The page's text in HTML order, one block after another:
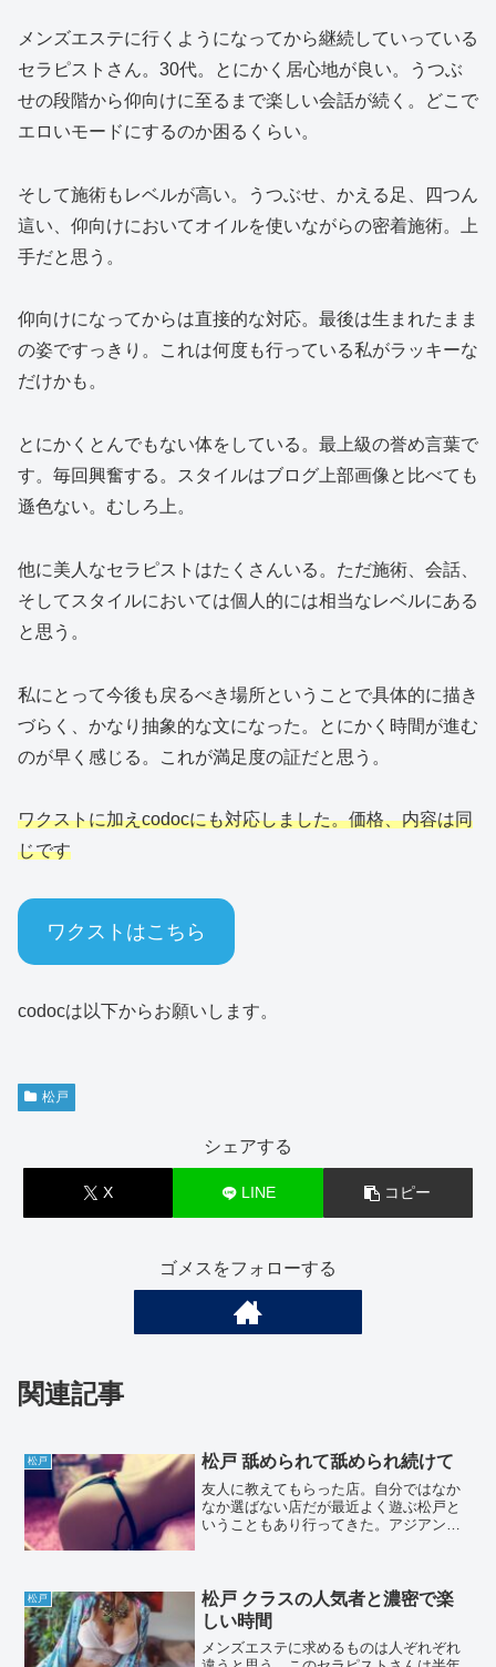
メンズエステに行くようになってから継続していっている
セラピストさん。30代。とにかく居心地が良い。うつぶ
せの段階から仰向けに至るまで楽しい会話が続く。どこで
エロいモードにするのか困るくらい。
そして施術もレベルが高い。うつぶせ、かえる足、四つん
這い、仰向けにおいてオイルを使いながらの密着施術。上
手だと思う。
仰向けになってからは直接的な対応。最後は生まれたまま
の姿ですっきり。これは何度も行っている私がラッキーな
だけかも。
とにかくとんでもない体をしている。最上級の誉め言葉で
す。毎回興奮する。スタイルはブログ上部画像と比べても
遜色ない。むしろ上。
他に美人なセラピストはたくさんいる。ただ施術、会話、
そしてスタイルにおいては個人的には相当なレベルにある
と思う。
私にとって今後も戻るべき場所ということで具体的に描き
づらく、かなり抽象的な文になった。とにかく時間が進む
のが早く感じる。これが満足度の証だと思う。
ワクストに加えcodocにも対応しました。価格、内容は同
じです
ワクストはこちら
codocは以下からお願いします。
松戸
シェアする
X LINE コピー
ゴメスをフォローする
関連記事
松戸 松戸 舐められて舐められ続けて
友人に教えてもらった店。自分ではなか
なか選ばない店だが最近よく遊ぶ松戸と
いうこともあり行ってきた。アジアンデ
ら店名変更）・費用：非公開...
松戸
松戸 クラスの人気者と濃密で楽
しい時間
メンズエステに求めるものは人ぞれぞれ